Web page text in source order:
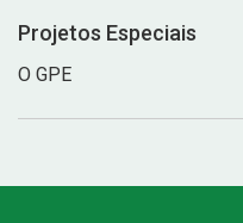
Projetos Especiais
O GPE